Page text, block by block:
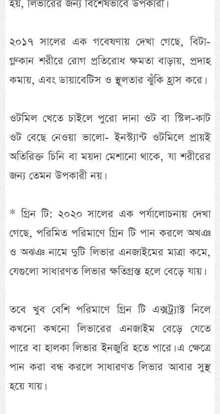
হয়, লিভারের জন্য বিশেষভাবে উপকারী।
২০১৭ সালের এক গবেষণায় দেখা গেছে, বিটা-
গ্লুকান শরীরে রোগ প্রতিরোধ ক্ষমতা বাড়ায়, প্রদাহ
কমায়, এবং ডায়াবেটিস ও স্থূলতার ঝুঁকি হ্রাস করে।
ওটমিল খেতে চাইলে পুরো দানা ওট বা স্টিল-কাট
ওট বেছে নেওয়া ভালো- ইনস্ট্যান্ট ওটমিলে প্রায়ই
অতিরিক্ত চিনি বা ময়দা মেশানো থাকে, যা শরীরের
জন্য তেমন উপকারী নয়।
* গ্রিন টি: ২০২০ সালের এক পর্যালোচনায় দেখা
গেছে, পরিমিত পরিমাণে গ্রিন টি পান করলে অখঞ
ও অঝঞ নামে দুটি লিভার এনজাইমের মাত্রা কমে,
যেগুলো সাধারণত লিভার ক্ষতিগ্রস্ত হলে বেড়ে যায়।
তবে খুব বেশি পরিমাণে গ্রিন টি এক্সট্র্যাক্ট নিলে
কখনো কখনো লিভারের এনজাইম বেড়ে যেতে
পারে বা হালকা লিভার ইনজুরি হতে পারে। এ ক্ষেত্রে
পান করা বন্ধ করলে সাধারণত লিভার আবার সুস্থ
হয়ে যায়।